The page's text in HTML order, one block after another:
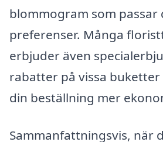
blommogram som passar
preferenser. Många
erbjuder även
rabatter på vissa
din beställning mer
Sammanfattningsvis, när